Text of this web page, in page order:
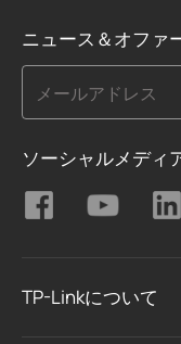
ニュース＆オファ
メールアドレス
ソーシャルメディ
TP-Linkについて